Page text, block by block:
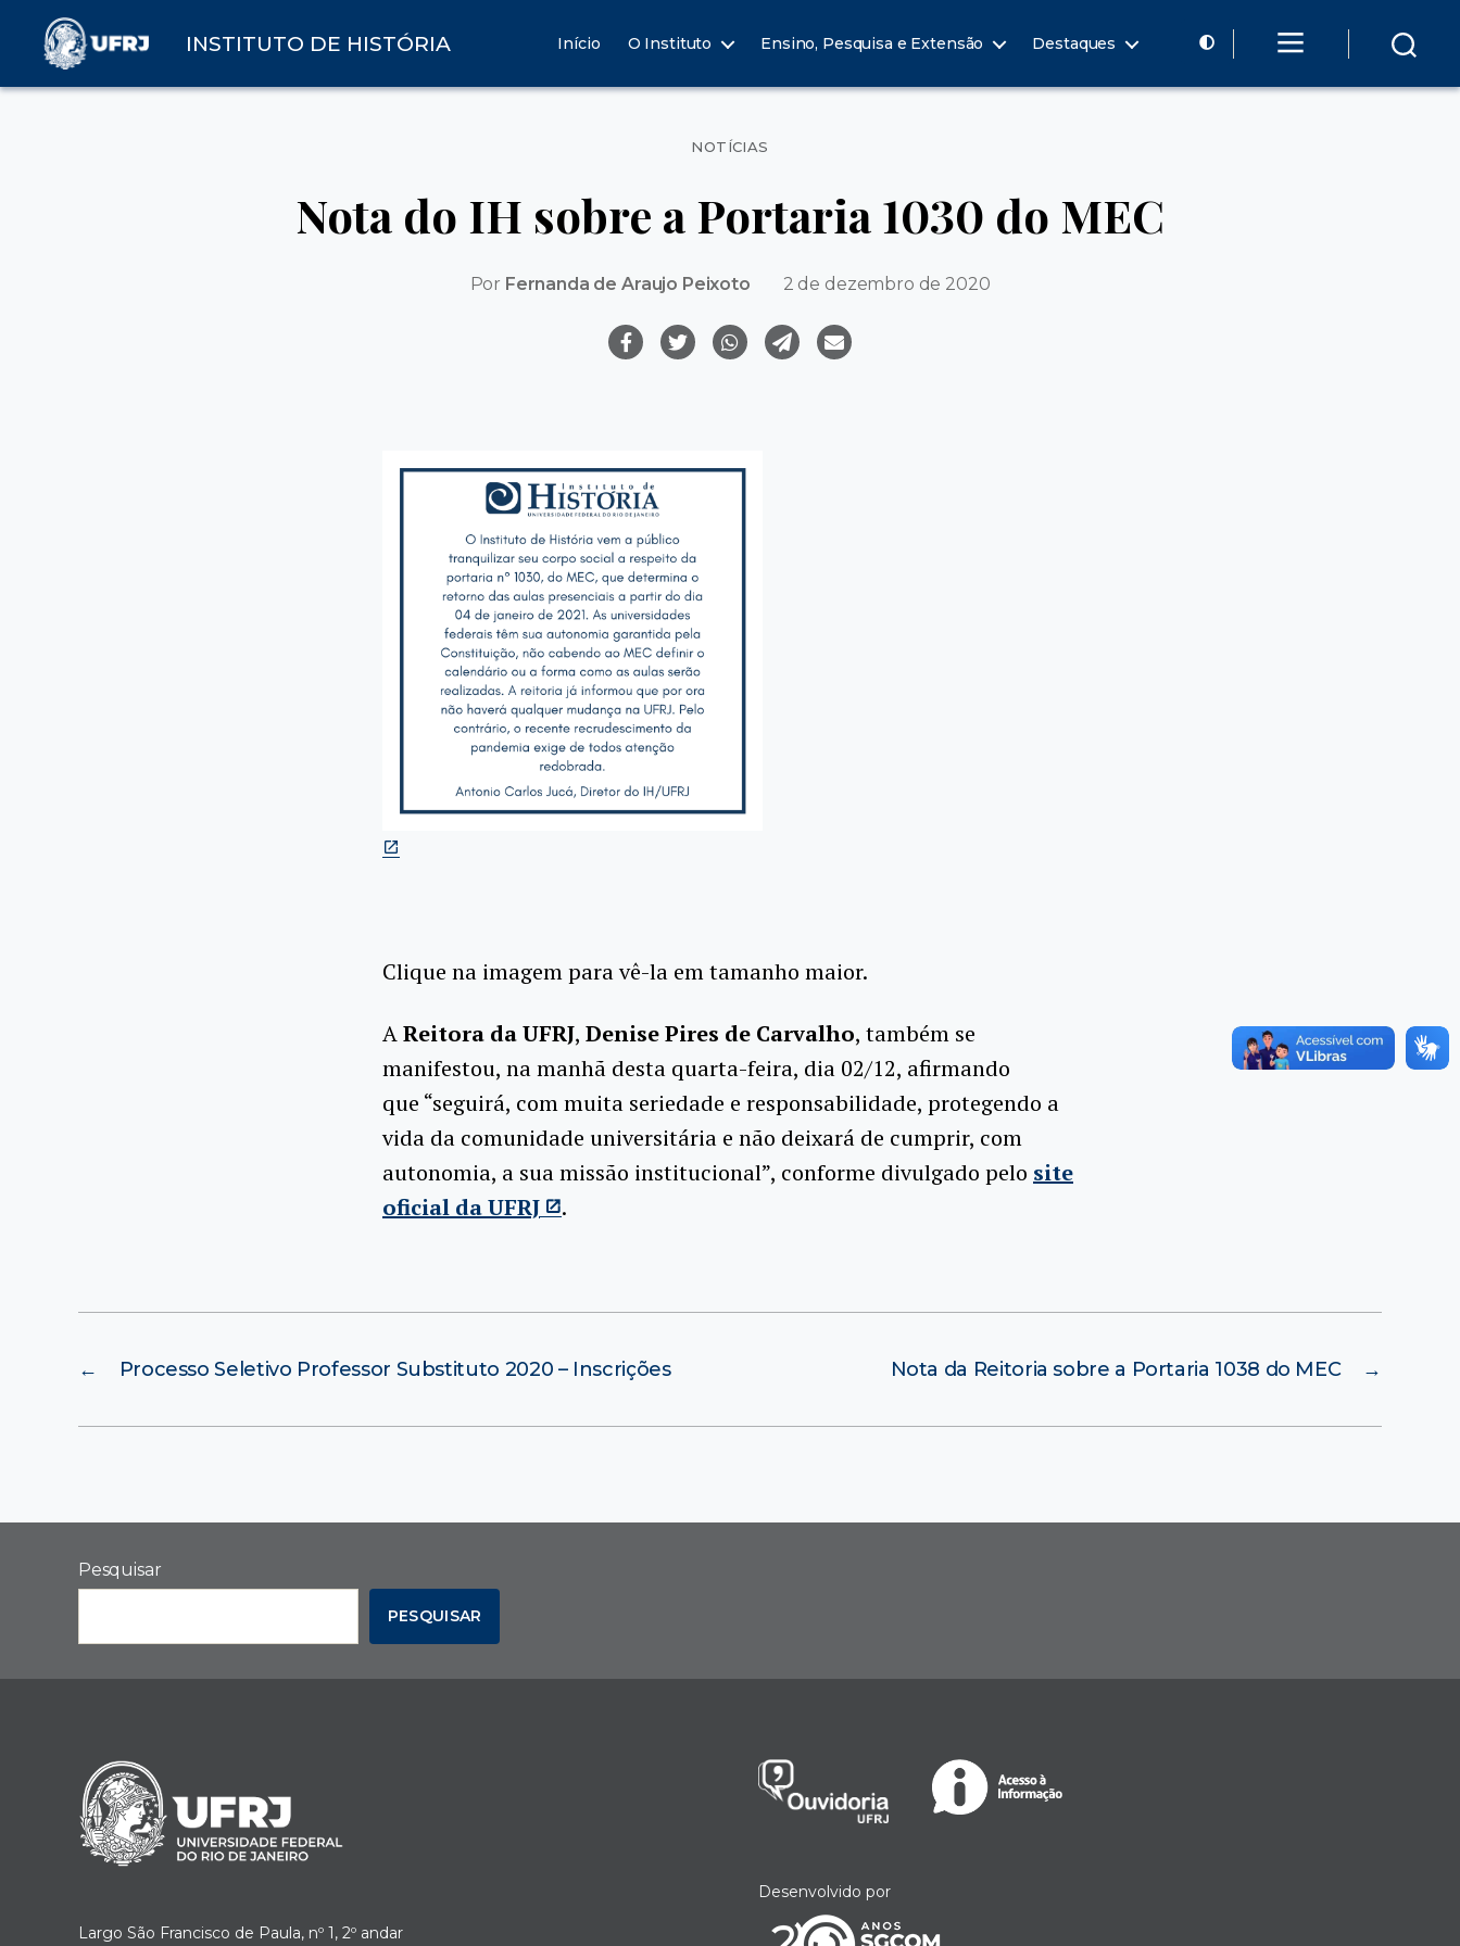
INSTITUTO DE HISTÓRIA Início O Instituto Ensino, Pesquisa e Extensão Destaques
Categorias
NOTÍCIAS
Nota do IH sobre a Portaria 1030 do MEC
Por Fernanda de Araujo Peixoto 2 de dezembro de 2020
Clique na imagem para vê-la em tamanho maior.
AReitora da UFRJ, Denise Pires de Carvalho, também se
manifestou, na manhã desta quarta-feira, dia 02/12, afirmando
que “seguirá, com muita seriedade e responsabilidade, protegendo a
vida da comunidade universitária e não deixará de cumprir, com
autonomia, a sua missão institucional”, conforme divulgado pelo site
oficial da UFRJ
.
← Processo Seletivo Professor Substituto 2020 – Inscrições →
Nota da Reitoria sobre a Portaria 1038 do MEC
Pesquisar
PESQUISAR
Largo São Francisco de Paula, nº 1, 2º andar
Desenvolvido por